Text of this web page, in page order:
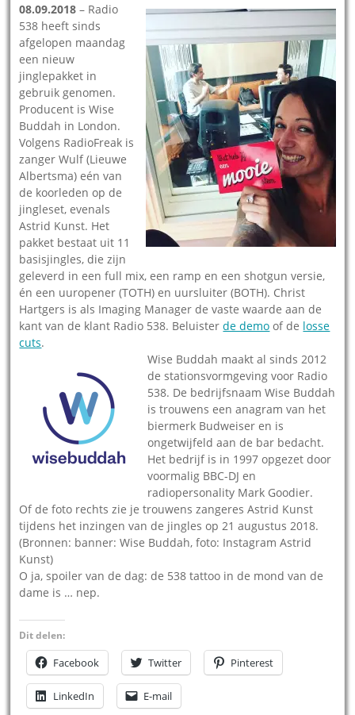
08.09.2018 – Radio
538 heeft sinds
afgelopen maandag
een nieuw
jinglepakket in
gebruik genomen.
Producent is Wise
Buddah in London.
Volgens RadioFreak is
zanger Wulf (Lieuwe
Albertsma) eén van
de koorleden op de
jingleset, evenals
Astrid Kunst. Het
pakket bestaat uit 11
basisjingles, die zijn
geleverd in een full mix, een ramp en een shotgun versie,
én een uuropener (TOTH) en uursluiter (BOTH). Christ
Hartgers is als Imaging Manager de vaste waarde aan de
kant van de klant Radio 538. Beluisterde demo of de losse
cuts.
Wise Buddah maakt al sinds 2012
de stationsvormgeving voor Radio
538. De bedrijfsnaam Wise Buddah
is trouwens een anagram van het
biermerk Budweiser en is
ongetwijfeld aan de bar bedacht.
Het bedrijf is in 1997 opgezet door
voormalig BBC-DJ en
radiopersonality Mark Goodier.
Of de foto rechts zie je trouwens zangeres Astrid Kunst
tijdens het inzingen van de jingles op 21 augustus 2018.
(Bronnen: banner: Wise Buddah, foto: Instagram Astrid
Kunst)
O ja, spoiler van de dag: de 538 tattoo in de mond van de
dame is … nep.
Dit delen:
Facebook Twitter Pinterest
LinkedIn E-mail